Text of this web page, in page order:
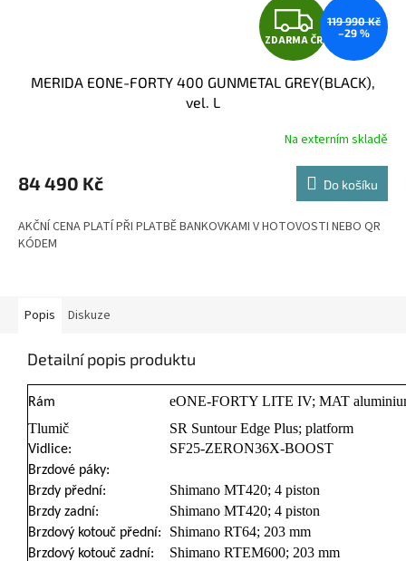
Z
D
A
R
M
A
ZDARMA ČR
119 990 Kč
–29 %
MERIDA EONE-FORTY 400 GUNMETAL GREY(BLACK),
vel. L
Na externím skladě
84 490 Kč Do košíku
AKČNÍ CENA PLATÍ PŘI PLATBĚ BANKOVKAMI V HOTOVOSTI NEBO QR
KÓDEM
Popis Diskuze
Detailní popis produktu
Rám
eONE-FORTY LITE IV; MAT
Tlumič
SR Suntour Edge Plus; platform
Vidlice: SF25-ZERON36X-BOOST
Brzdové páky:
Brzdy přední:
Shimano MT420; 4 piston
Brzdy zadní: Shimano MT420; 4 piston
Brzdový kotouč přední: Shimano RT64; 203 mm
Brzdový kotouč zadní: Shimano RTEM600; 203 mm